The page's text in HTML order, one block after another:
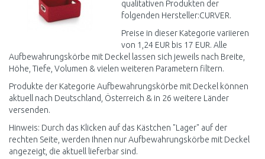
qualitativen Produkten der
folgenden Hersteller:CURVER.
Preise in dieser Kategorie variieren
von 1,24 EUR bis 17 EUR. Alle
Aufbewahrungskörbe mit Deckel lassen sich jeweils nach Breite,
Höhe, Tiefe, Volumen & vielen weiteren Parametern filtern.
Produkte der Kategorie Aufbewahrungskörbe mit Deckel können
aktuell nach Deutschland, Österreich & in 26 weitere Länder
versenden.
Hinweis: Durch das Klicken auf das Kästchen "Lager" auf der
rechten Seite, werden Ihnen nur Aufbewahrungskörbe mit Deckel
angezeigt, die aktuell lieferbar sind.